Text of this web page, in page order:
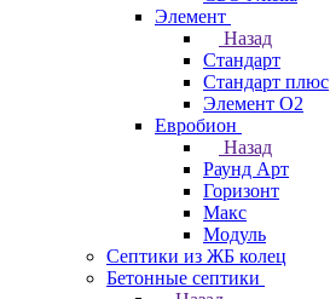
Элемент
Назад
Стандарт
Стандарт плюс
Элемент О2
Евробион
Назад
Раунд Арт
Горизонт
Макс
Модуль
Септики из ЖБ колец
Бетонные септики